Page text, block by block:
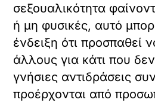
σεξουαλικότητα
ή μη φυσικές, αυτό
ένδειξη ότι προσπαθεί
άλλους για κάτι που δεν
γνήσιες αντιδράσεις
προέρχονται από